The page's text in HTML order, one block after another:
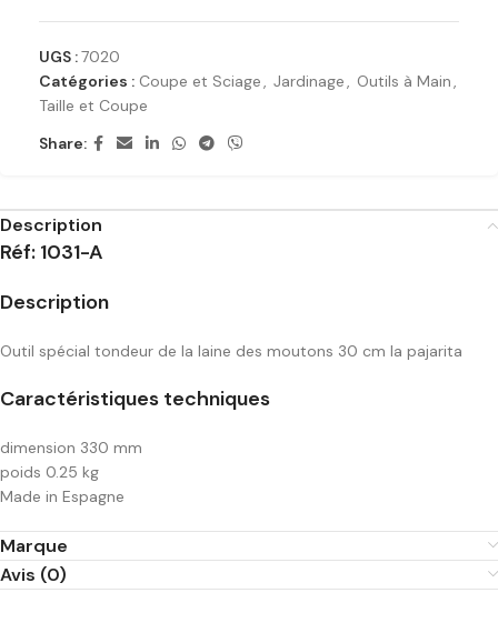
UGS :7020
Catégories : Coupe et Sciage, Jardinage, Outils à Main,
Taille et Coupe
Share:
Description
Réf: 1031-A
Description
Outil spécial tondeur de la laine des moutons 30 cm la pajarita
Caractéristiques techniques
dimension 330 mm
poids 0.25 kg
Made in Espagne
Marque
Avis (0)